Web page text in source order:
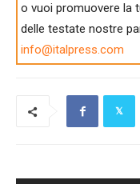
o vuoi promuovere la
delle testate nostre
info@italpress.com